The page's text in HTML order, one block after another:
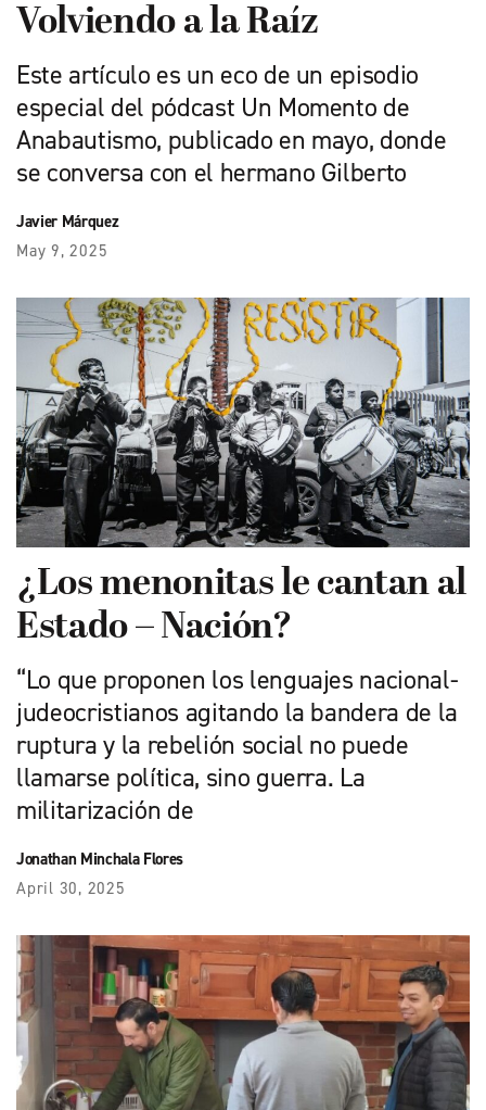
Volviendo a la Raíz
Este artículo es un eco de un episodio
especial del pódcast Un Momento de
Anabautismo, publicado en mayo, donde
se conversa con el hermano Gilberto
Javier Márquez
May 9, 2025
¿Los menonitas le cantan al
Estado – Nación?
“Lo que proponen los lenguajes nacional-
judeocristianos agitando la bandera de la
ruptura y la rebelión social no puede
llamarse política, sino guerra. La
militarización de
Jonathan Minchala Flores
April 30, 2025